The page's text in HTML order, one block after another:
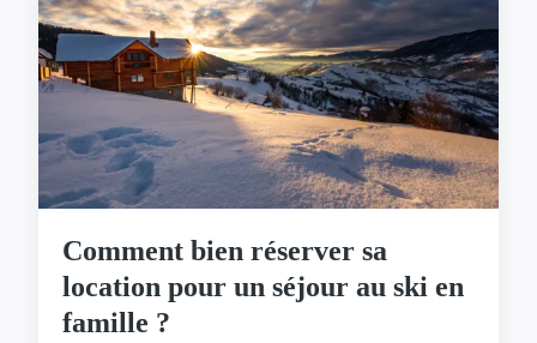
Comment bien réserver sa
location pour un séjour au ski en
famille ?